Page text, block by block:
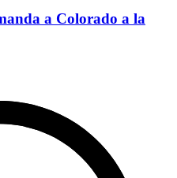
a Colorado a la